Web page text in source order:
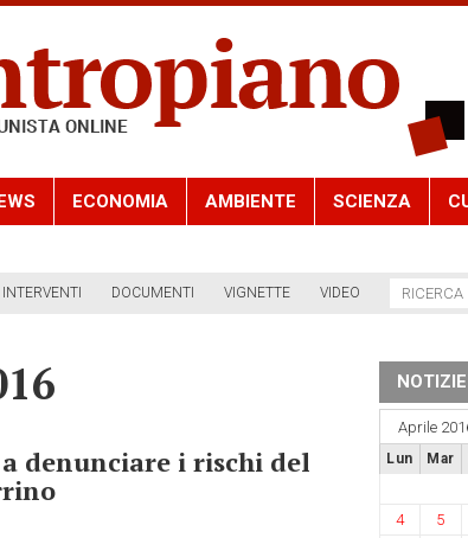
ECONOMIA AMBIENTE SCIENZA
INTERVENTI DOCUMENTI VIGNETTE VIDEO
a denunciare i rischi del
Aprile
Lun Mar
4
5